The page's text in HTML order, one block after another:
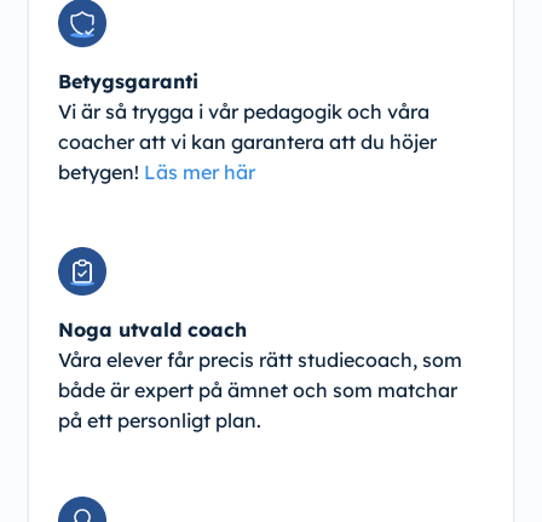
Betygsgaranti
Vi är så trygga i vår pedagogik och våra
coacher att vi kan garantera att du höjer
betygen! Läs mer här
Noga utvald coach
Våra elever får precis rätt studiecoach, som
både är expert på ämnet och som matchar
på ett personligt plan.